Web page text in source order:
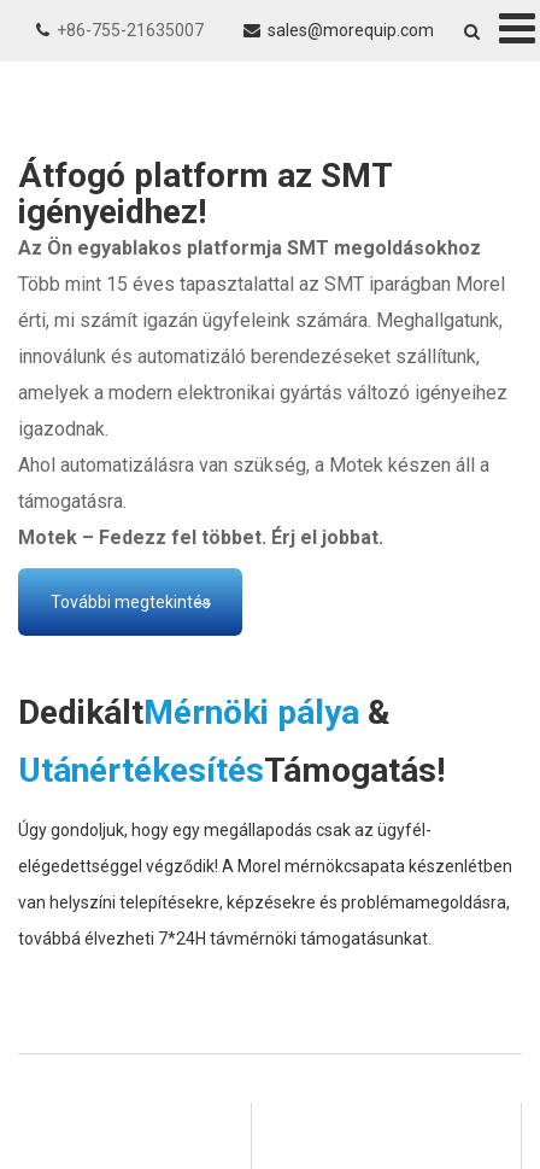
+86-755-21635007 sales@morequip.com
Elégedettségi garancia
További megtekintés
Átfogó platform az SMT
igényeidhez!
Az Ön egyablakos platformja SMT megoldásokhoz
Több mint 15 éves tapasztalattal az SMT iparágban Morel
érti, mi számít igazán ügyfeleink számára. Meghallgatunk,
innoválunk és automatizáló berendezéseket szállítunk,
amelyek a modern elektronikai gyártás változó igényeihez
igazodnak.
Ahol automatizálásra van szükség, a Motek készen áll a
támogatásra.
Motek – Fedezz fel többet. Érj el jobbat.
További megtekintés
DedikáltMérnöki pálya &
UtánértékesítésTámogatás!
Úgy gondoljuk, hogy egy megállapodás csak az ügyfél-
elégedettséggel végződik! A Morel mérnökcsapata készenlétben
van helyszíni telepítésekre, képzésekre és problémamegoldásra,
továbbá élvezheti 7*24H távmérnöki támogatásunkat.